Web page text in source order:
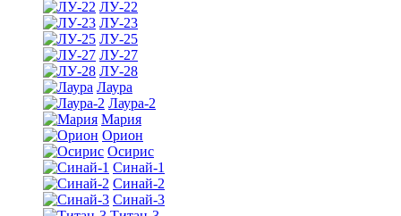
ЛУ-22
ЛУ-23
ЛУ-25
ЛУ-27
ЛУ-28
Лаура
Лаура-2
Мария
Орион
Осирис
Синай-1
Синай-2
Синай-3